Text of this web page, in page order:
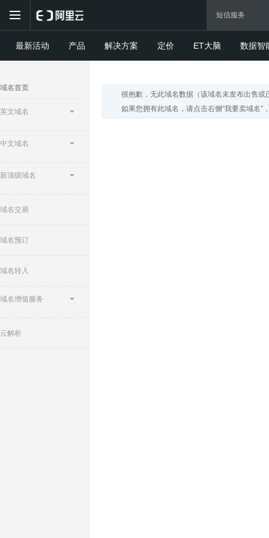
最新活动 产品 解决方案 定价 ET大脑 数据智
域名首页
英文域名
中文域名
新顶级域名
域名交易
域名预订
域名转入
域名增值服务
云解析
很抱歉，无此域名数据（该域名未发布出售或
如果您拥有此域名，请点击右侧“我要卖域名”